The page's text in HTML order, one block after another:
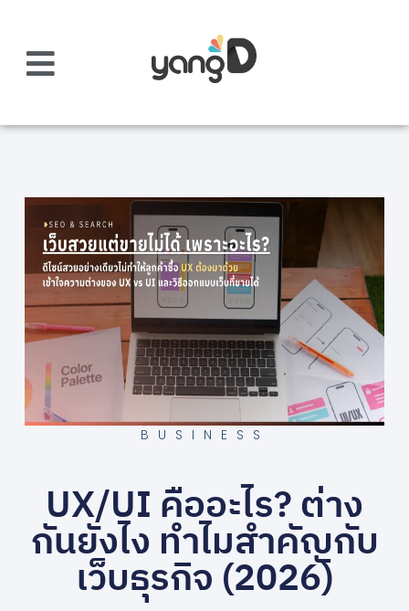
BUSINESS
UX/UI คืออะไร? ต่าง
กันยังไง ทำไมสำคัญกับ
เว็บธุรกิจ (2026)